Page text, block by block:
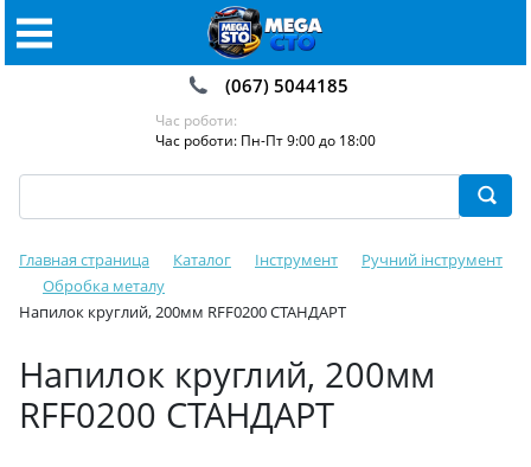
(067) 5044185
Час роботи:
Час роботи: Пн-Пт 9:00 до 18:00
Главная страница Каталог Інструмент
Ручний інструмент
Обробка металу
Напилок круглий, 200мм RFF0200 СТАНДАРТ
Напилок круглий, 200мм
RFF0200 СТАНДАРТ